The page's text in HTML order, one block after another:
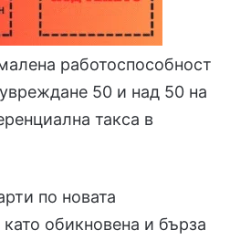
работоспособност
50 и над 50 на
такса в
по новата
обикновена и бърза